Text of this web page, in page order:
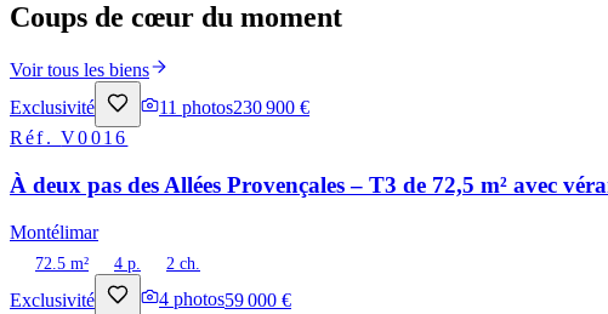
Coups de cœur du moment
Voir tous les biens
Exclusivité
11 photos230 900 €
Réf.V0016
À deux pas des Allées Provençales – T3 de 72,5 m² avec
Montélimar
72.5 m² 4 p. 2 ch.
Exclusivité 4 photos59 000 €